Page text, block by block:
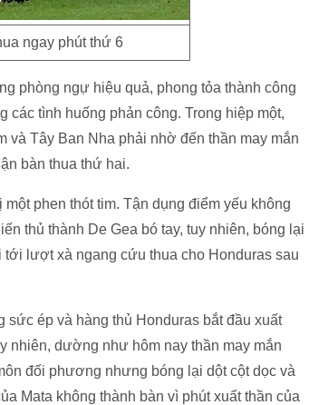
ngay phút thứ 6
phòng ngự hiệu quả, phong tỏa thành công
các tình huống phản công. Trong hiệp một,
và Tây Ban Nha phải nhờ đến thần may mắn
bàn thua thứ hai.
phen thót tim. Tận dụng điểm yếu không
thủ thành De Gea bó tay, tuy nhiên, bóng lại
lượt xà ngang cứu thua cho Honduras sau
sức ép và hàng thủ Honduras bắt đầu xuất
nhiên, dường như hôm nay thần may mắn
đối phương nhưng bóng lại dột cột dọc và
Mata không thành bàn vì phút xuất thần của